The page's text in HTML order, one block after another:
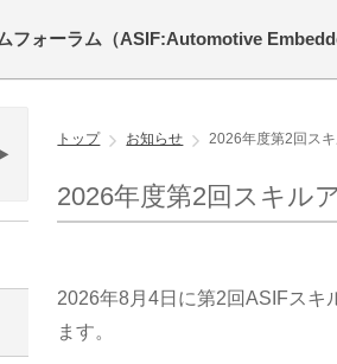
フォーラム（ASIF:Automotive
トップ お知らせ 2026年度第2回ス
2026年度第2回スキル
2026年8月4日に第2回ASIFスキ
ます。